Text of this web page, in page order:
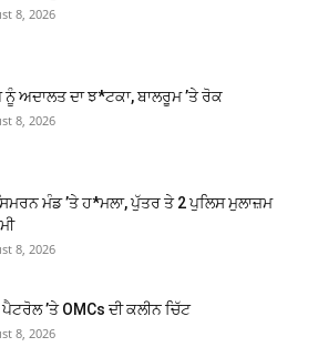
8, 2026
ਅਦਾਲਤ ਦਾ ਝ*ਟਕਾ, ਬਾਲਰੂਮ ’ਤੇ ਰੋਕ
8, 2026
ਮੰਡ ’ਤੇ ਹ*ਮਲਾ, ਪੁੱਤਰ ਤੇ 2 ਪੁਲਿਸ ਮੁਲਾਜ਼ਮ
8, 2026
ਪੈਟਰੋਲ ’ਤੇ OMCs ਦੀ ਕਲੀਨ ਚਿੱਟ
8, 2026